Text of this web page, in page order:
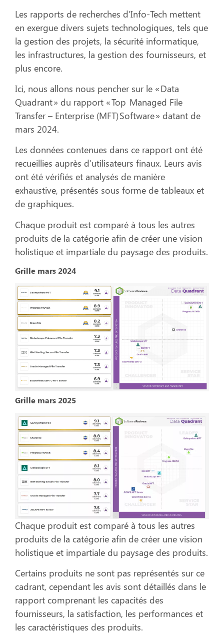
Les rapports de recherches d’Info-Tech mettent
en exergue divers sujets technologiques, tels que
la gestion des projets, la sécurité informatique,
les infrastructures, la gestion des fournisseurs, et
plus encore.
Ici, nous allons nous pencher sur le « Data
Quadrant » du rapport «Top Managed File
Transfer – Enterprise (MFT)Software » datant de
mars 2024.
Les données contenues dans ce rapport ont été
recueillies auprès d’utilisateurs finaux. Leurs avis
ont été vérifiés et analysés de manière
exhaustive, présentés sous forme de tableaux et
de graphiques.
Chaque produit est comparé à tous les autres
produits de la catégorie afin de créer une vision
holistique et impartiale du paysage des produits.
Grille mars 2024
Grille mars 2025
Chaque produit est comparé à tous les autres
produits de la catégorie afin de créer une vision
holistique et impartiale du paysage des produits.
Certains produits ne sont pas représentés sur ce
cadrant, cependant les avis sont détaillés dans le
rapport comprenant les capacités des
fournisseurs, la satisfaction, les performances et
les caractéristiques des produits.